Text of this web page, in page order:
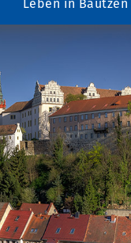
Leben in Bautzen